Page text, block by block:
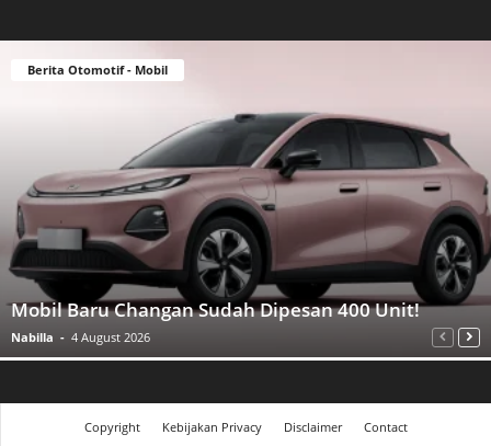
Berita Otomotif - Mobil
Mobil Baru Changan Sudah Dipesan 400 Unit!
Nabilla - 4 August 2026
Copyright Kebijakan Privacy Disclaimer Contact